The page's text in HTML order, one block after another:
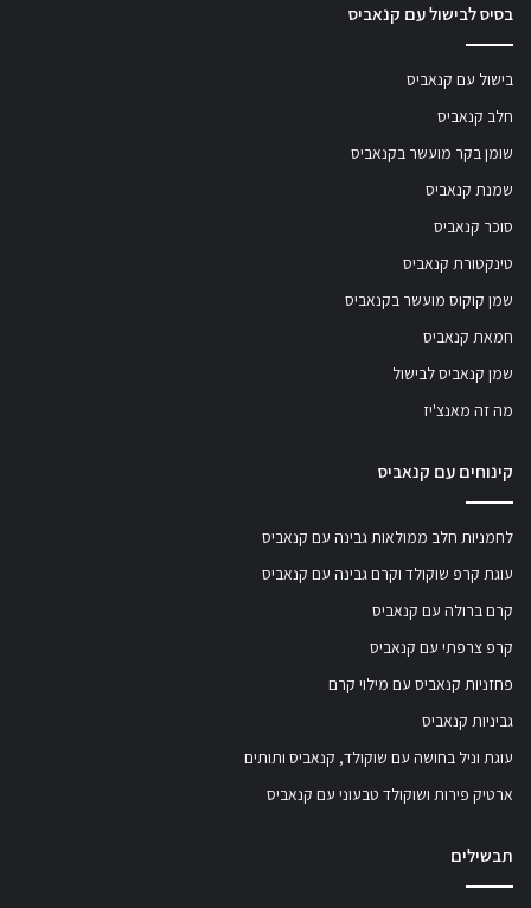
בסיס לבישול עם קנאביס
בישול עם קנאביס
חלב קנאביס
שומן בקר מועשר בקנאביס
שמנת קנאביס
סוכר קנאביס
טינקטורת קנאביס
שמן קוקוס מועשר בקנאביס
חמאת קנאביס
שמן קנאביס לבישול
מה זה מאנצ'יז
קינוחים עם קנאביס
לחמניות חלב ממולאות גבינה עם קנאביס
עוגת קרפ שוקולד וקרם גבינה עם קנאביס
קרם ברולה עם קנאביס
קרפ צרפתי עם קנאביס
פחזניות קנאביס עם מילוי קרם
גביניות קנאביס
עוגת וניל בחושה עם שוקולד, קנאביס ותותים
ארטיק פירות ושוקולד טבעוני עם קנאביס
תבשילים